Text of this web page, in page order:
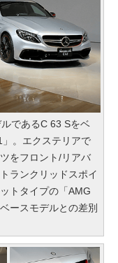
であるC 63 Sをベ
。エクステリアで
をフロント/リアバ
ランクリッドスポイ
トタイプの「AMG
ースモデルとの差別